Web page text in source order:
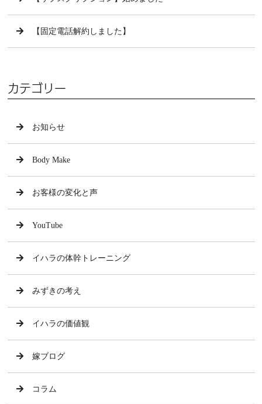
【固定電話解約しました】
カテゴリー
お知らせ
Body Make
お客様の変化と声
YouTube
イハラの体幹トレーニング
みずきの考え
イハラの価値観
嫁ブログ
コラム